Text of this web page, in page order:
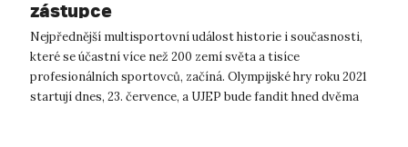
zástupce
Nejpřednější multisportovní událost historie i současnosti,
které se účastní více než 200 zemí světa a tisíce
profesionálních sportovců, začíná. Olympijské hry roku 2021
startují dnes, 23. července, a UJEP bude fandit hned dvěma